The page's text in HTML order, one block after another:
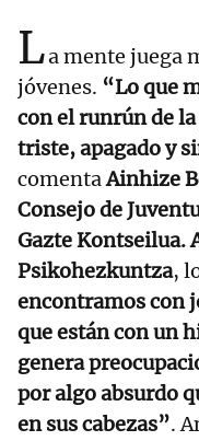
La mente juega
jóvenes. “Lo que
con el runrún de
triste, apagado y
comentaAinhize
Consejo de
Gazte Kontseilua.
Psikohezkuntza,
encontramos con
que están con un
genera
por algo absurdo
en sus cabezas”.